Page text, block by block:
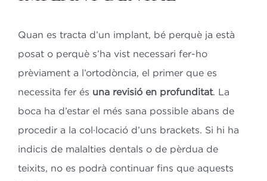
Quan es tracta d’un implant, bé perquè ja està
posat o perquè s’ha vist necessari fer-ho
prèviament a l’ortodòncia, el primer que es
necessita fer és una revisió en profunditat. La
boca ha d’estar el més sana possible abans de
procedir a la col·locació d’uns brackets. Si hi ha
indicis de malalties dentals o de pèrdua de
teixits, no es podrà continuar fins que aquests